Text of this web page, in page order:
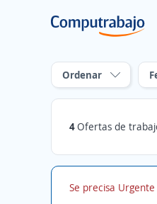
Ordenar
4Ofertas de trabajo de
Se precisa Urgente